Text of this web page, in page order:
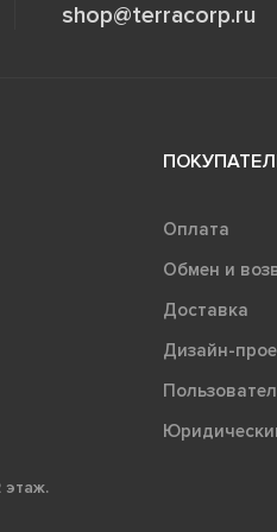
shop@terracorp.ru
этаж.
Оплата
Обмен и
Доставка
Дизайн-